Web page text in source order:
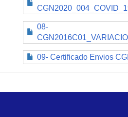
08-
09- Certificado Envios